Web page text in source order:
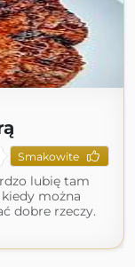
Smakowite
lubię tam
można
dobre rzeczy.